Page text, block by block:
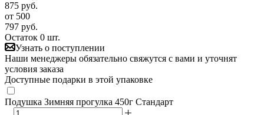
875 руб.
от 500
797 руб.
Остаток 0 шт.
Узнать о поступлении
Наши менеджеры обязательно свяжутся с вами и уточнят
условия заказа
Доступные подарки в этой упаковке
Подушка Зимняя прогулка 450г Стандарт